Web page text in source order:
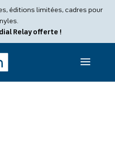
éditions limitées, cadres pour
Relay offerte !